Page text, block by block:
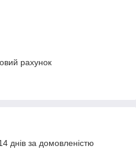
рахунок
днів за домовленістю